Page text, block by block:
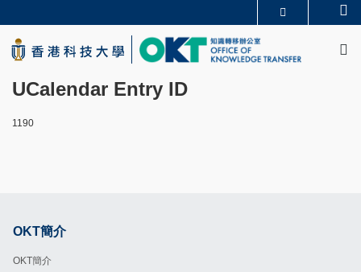
to
main
content
學術部門索引
生活@科大
圖書館
教授簡錄
UCalendar Entry ID
1190
Footer
OKT簡介
OKT簡介